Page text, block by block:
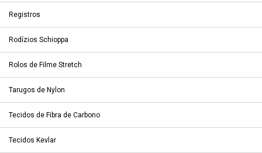
Registros
Rodízios Schioppa
Rolos de Filme Stretch
Tarugos de Nylon
Tecidos de Fibra de Carbono
Tecidos Kevlar